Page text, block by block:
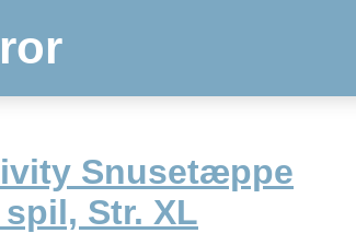
Snusetæppe
Str. XL